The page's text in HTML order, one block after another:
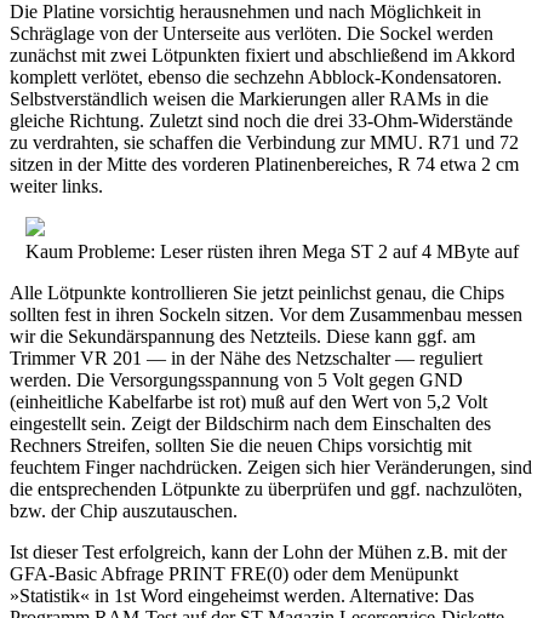
Die Platine vorsichtig herausnehmen und nach Möglichkeit in
Schräglage von der Unterseite aus verlöten. Die Sockel werden
zunächst mit zwei Lötpunkten fixiert und abschließend im Akkord
komplett verlötet, ebenso die sechzehn Abblock-Kondensatoren.
Selbstverständlich weisen die Markierungen aller RAMs in die
gleiche Richtung. Zuletzt sind noch die drei 33-Ohm-Widerstände
zu verdrahten, sie schaffen die Verbindung zur MMU. R71 und 72
sitzen in der Mitte des vorderen Platinenbereiches, R 74 etwa 2 cm
weiter links.
Kaum Probleme: Leser rüsten ihren Mega ST 2 auf 4 MByte auf
Alle Lötpunkte kontrollieren Sie jetzt peinlichst genau, die Chips
sollten fest in ihren Sockeln sitzen. Vor dem Zusammenbau messen
wir die Sekundärspannung des Netzteils. Diese kann ggf. am
Trimmer VR 201 — in der Nähe des Netzschalter — reguliert
werden. Die Versorgungsspannung von 5 Volt gegen GND
(einheitliche Kabelfarbe ist rot) muß auf den Wert von 5,2 Volt
eingestellt sein. Zeigt der Bildschirm nach dem Einschalten des
Rechners Streifen, sollten Sie die neuen Chips vorsichtig mit
feuchtem Finger nachdrücken. Zeigen sich hier Veränderungen, sind
die entsprechenden Lötpunkte zu überprüfen und ggf. nachzulöten,
bzw. der Chip auszutauschen.
Ist dieser Test erfolgreich, kann der Lohn der Mühen z.B. mit der
GFA-Basic Abfrage PRINT FRE(0) oder dem Menüpunkt
»Statistik« in 1st Word eingeheimst werden. Alternative: Das